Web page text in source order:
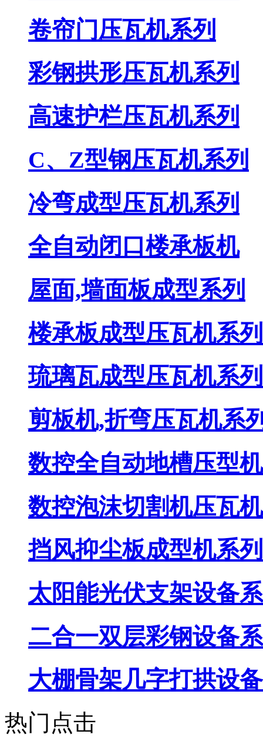
卷帘门压瓦机系列
彩钢拱形压瓦机系列
高速护栏压瓦机系列
C、Z型钢压瓦机系列
冷弯成型压瓦机系列
全自动闭口楼承板机
屋面,墙面板成型系列
楼承板成型压瓦机系列
琉璃瓦成型压瓦机系列
剪板机,折弯压瓦机系
数控全自动地槽压型机
数控泡沫切割机压瓦
挡风抑尘板成型机系列
太阳能光伏支架设备
二合一双层彩钢设备
大棚骨架几字打拱设
热门点击